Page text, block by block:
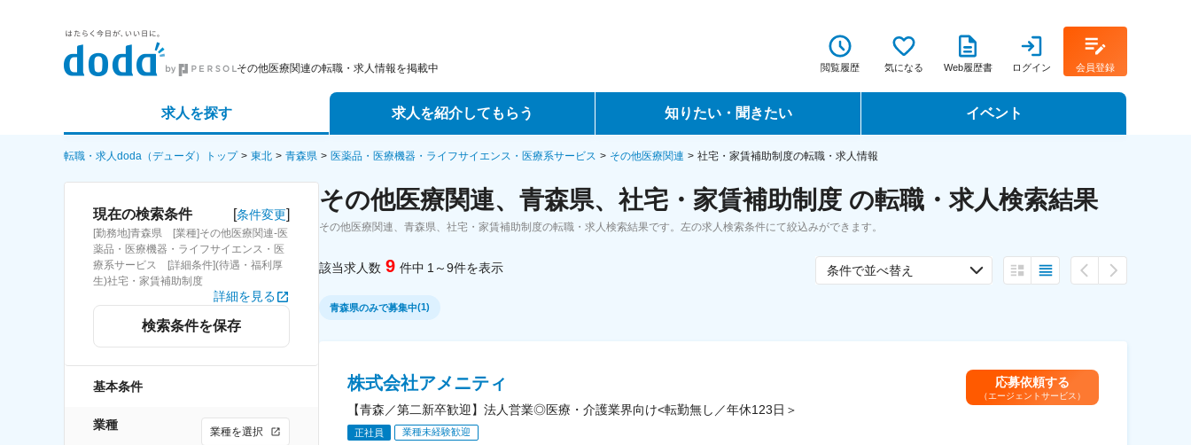
その他医療関連の転職・求人情報を掲載中 閲覧履歴 気になる Web履歴書 ログイン 会員登録
求人を探す
詳細条件から探す
求人特集から探す
求人を紹介してもらう
エージェントサービス
スカウトサービス
知りたい・聞きたい
転職ノウハウ
データで見る転職
イベント
転職フェア
転職・求人doda（デューダ）トップ 東北 青森県 医薬品・医療機器・ライフサイエンス・医療系サービス その他医療関連 社宅・家賃補助制度の転職・求人情報
現在の検索条件 [条件変更]
[勤務地]青森県 [業種]その他医療関連-医
薬品・医療機器・ライフサイエンス・医
療系サービス [詳細条件](待遇・福利厚
生)社宅・家賃補助制度
詳細を見る
検索条件を保存
基本条件
業種 業種を選択
その他医療関連、青森県、社宅・家賃補助制度 の転職・求人検索結果
その他医療関連、青森県、社宅・家賃補助制度の転職・求人検索結果です。左の求人検索条件にて絞込みができます。
該当求人数 9 件中 1～9件を表示 条件で並べ替え
青森県のみで募集中(1)
株式会社アメニティ
【青森／第二新卒歓迎】法人営業◎医療・介護業界向け<転勤無し／年休123日＞
正社員 業種未経験歓迎
応募依頼する
（エージェントサービス）